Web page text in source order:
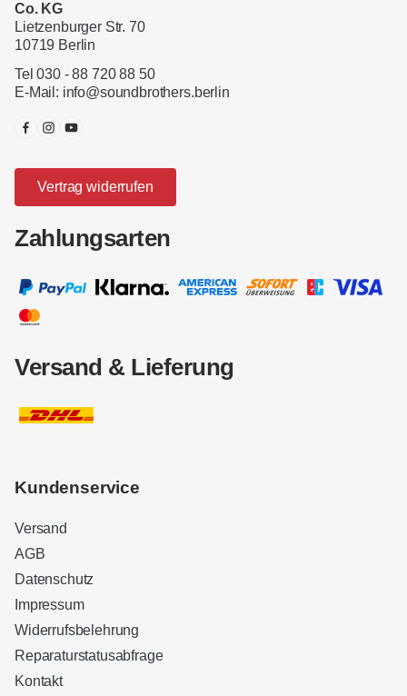
Co. KG
Lietzenburger Str. 70
10719 Berlin
Tel 030 - 88 720 88 50
E-Mail: info@soundbrothers.berlin
Vertrag widerrufen
Zahlungsarten
Versand & Lieferung
Kundenservice
Versand
AGB
Datenschutz
Impressum
Widerrufsbelehrung
Reparaturstatusabfrage
Kontakt